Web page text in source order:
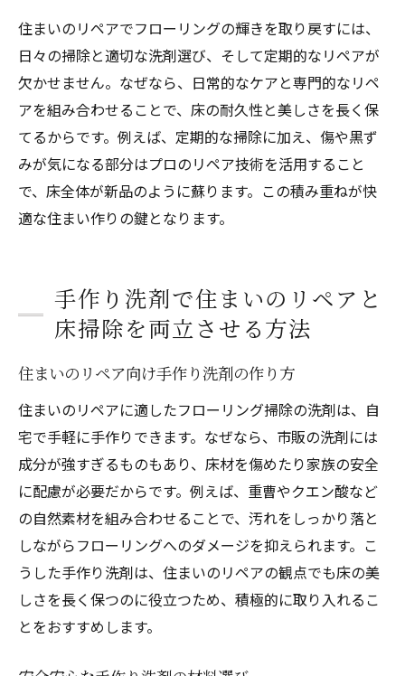
住まいのリペアでフローリングの輝きを取り戻すには、
日々の掃除と適切な洗剤選び、そして定期的なリペアが
欠かせません。なぜなら、日常的なケアと専門的なリペ
アを組み合わせることで、床の耐久性と美しさを長く保
てるからです。例えば、定期的な掃除に加え、傷や黒ず
みが気になる部分はプロのリペア技術を活用すること
で、床全体が新品のように蘇ります。この積み重ねが快
適な住まい作りの鍵となります。
手作り洗剤で住まいのリペアと
床掃除を両立させる方法
住まいのリペア向け手作り洗剤の作り方
住まいのリペアに適したフローリング掃除の洗剤は、自
宅で手軽に手作りできます。なぜなら、市販の洗剤には
成分が強すぎるものもあり、床材を傷めたり家族の安全
に配慮が必要だからです。例えば、重曹やクエン酸など
の自然素材を組み合わせることで、汚れをしっかり落と
しながらフローリングへのダメージを抑えられます。こ
うした手作り洗剤は、住まいのリペアの観点でも床の美
しさを長く保つのに役立つため、積極的に取り入れるこ
とをおすすめします。